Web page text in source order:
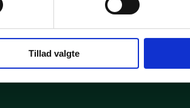
Tillad valgte